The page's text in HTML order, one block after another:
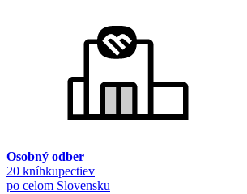
Osobný odber
20 kníhkupectiev
po celom Slovensku